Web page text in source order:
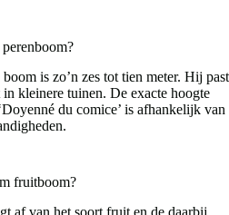
is zo’n zes tot tien meter. Hij past
kleinere tuinen. De exacte hoogte
du comice’ is afhankelijk van
fruitboom?
af van het soort fruit en de daarbij